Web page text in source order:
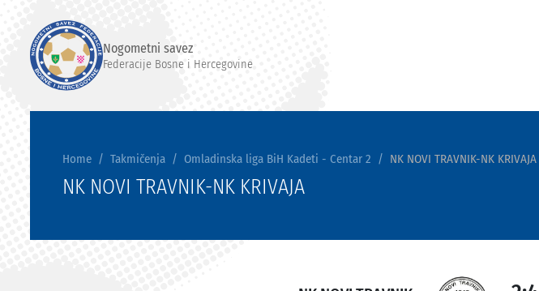
Nogometni savez
Federacije Bosne i Hercegovine
Home Takmičenja Omladinska liga BiH Kadeti - Centar 2 NK NOVI TRAVNIK-NK KRIVAJA
NK NOVI TRAVNIK-NK KRIVAJA